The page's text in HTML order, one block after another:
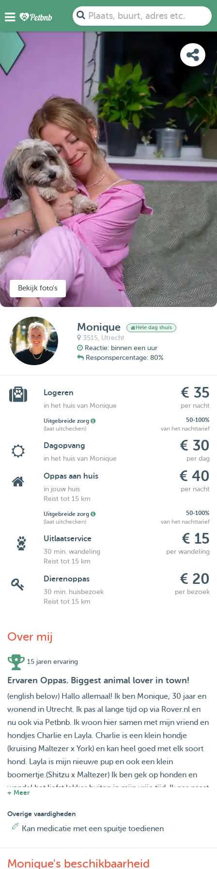
Plaats, buurt, adres etc.
FOTO'S DETAILS BESCHIKBAARHEID
KAART
Bekijk foto's
Monique Hele dag thuis
3515, Utrecht
Reactie: binnen een uur
Responspercentage: 80%
Logeren € 35
in het huis van Monique per nacht
Uitgebreide zorg
50-100%
(laat uitchecken)
van het nachttarief
Dagopvang € 30
in het huis van Monique per dag
Oppas aan huis € 40
in jouw huis
per nacht
Reist tot 15 km
Uitgebreide zorg
50-100%
(laat uitchecken)
van het nachttarief
Uitlaatservice € 15
30 min. wandeling
per wandeling
Reist tot 15 km
Dierenoppas € 20
30 min. huisbezoek
per bezoek
Reist tot 15 km
Over mij
15 jaren ervaring
Ervaren Oppas. Biggest animal lover in town!
(english below) Hallo allemaal! Ik ben Monique, 30 jaar en
wonend in Utrecht. Ik pas al lange tijd op via Rover.nl en
nu ook via Petbnb. Ik woon hier samen met mijn vriend en
hondjes Charlie en Layla. Charlie is een klein hondje
(kruising Maltezer x York) en kan heel goed met elk soort
hond. Layla is mijn nieuwe pup en ook een klein
boomertje.(Shitzu x Maltezer) Ik ben gek op honden en
wandel het liefst lekker buiten in mijn vrije tijd. Ik pas naast
besteed hier graag veel tijd aan. Honden voelen zich altijd
heel snel op hun gemak bij mij en ik voel ze goed aan.
aan de slag met het leren van trucjes of juist lekker
+ Meer
Overige vaardigheden
Kan medicatie met een spuitje toedienen
Monique's beschikbaarheid